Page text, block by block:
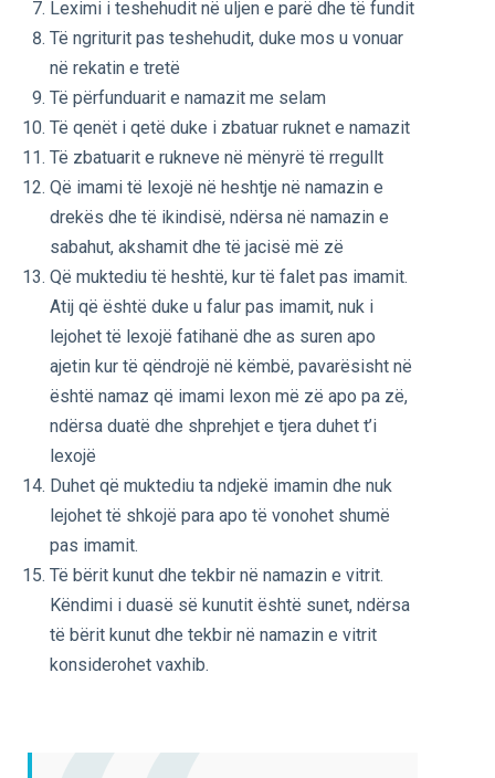
Leximi i teshehudit në uljen e parë dhe të fundit
Të ngriturit pas teshehudit, duke mos u vonuar
në rekatin e tretë
Të përfunduarit e namazit me selam
Të qenët i qetë duke i zbatuar ruknet e namazit
Të zbatuarit e rukneve në mënyrë të rregullt
Që imami të lexojë në heshtje në namazin e
drekës dhe të ikindisë, ndërsa në namazin e
sabahut, akshamit dhe të jacisë më zë
Që muktediu të heshtë, kur të falet pas imamit.
Atij që është duke u falur pas imamit, nuk i
lejohet të lexojë fatihanë dhe as suren apo
ajetin kur të qëndrojë në këmbë, pavarësisht në
është namaz që imami lexon më zë apo pa zë,
ndërsa duatë dhe shprehjet e tjera duhet t’i
lexojë
Duhet që muktediu ta ndjekë imamin dhe nuk
lejohet të shkojë para apo të vonohet shumë
pas imamit.
Të bërit kunut dhe tekbir në namazin e vitrit.
Këndimi i duasë së kunutit është sunet, ndërsa
të bërit kunut dhe tekbir në namazin e vitrit
konsiderohet vaxhib.